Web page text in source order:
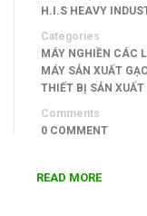
H.I.S HEAVY
Categories
MÁY NGHIỀN CÁC
MÁY SẢN XUẤT
THIẾT BỊ SẢN XUẤT
Comments
0 COMMENT
READ MORE